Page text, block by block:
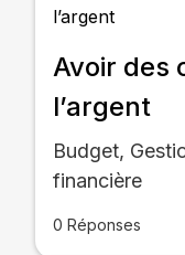
Avoir des
l’argent
Budget,
financière
0 Réponses